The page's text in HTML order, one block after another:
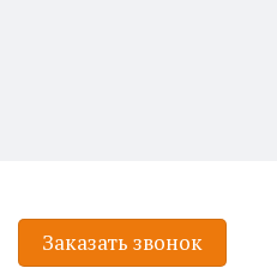
Заказать звонок